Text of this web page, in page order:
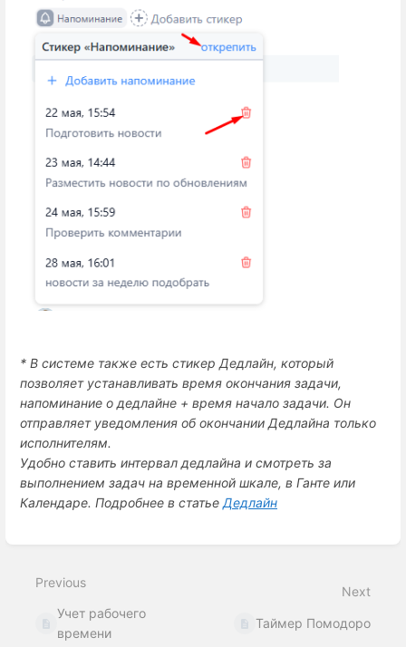
* В системе также есть стикер Дедлайн, который
позволяет устанавливать время окончания задачи,
напоминание о дедлайне + время начало задачи. Он
отправляет уведомления об окончании Дедлайна только
исполнителям.
Удобно ставить интервал дедлайна и смотреть за
выполнением задач на временной шкале, в Ганте или
Календаре. Подробнее в статье Дедлайн
mode
Previous
Учет рабочего
времени
Next
Таймер Помодоро